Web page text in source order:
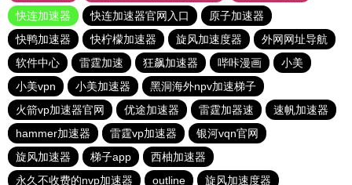
快连加速器
快连加速器官网入口
原子加速器
快鸭加速器
快柠檬加速器 旋风加速度器
外网网址导航
软件中心
雷霆加速 狂飙加速器 哔咔漫画
小美
小美vpn
小美加速器
黑洞海外npv加速梯子
火箭vp加速器官网
优途加速器 雷霆加器速
速帆加速器
hammer加速器
雷霆vp加速器
银河vqn官网
旋风加速器
梯子app
西柚加速器
永久不收费的nvp加速器
outline 旋风加速度器